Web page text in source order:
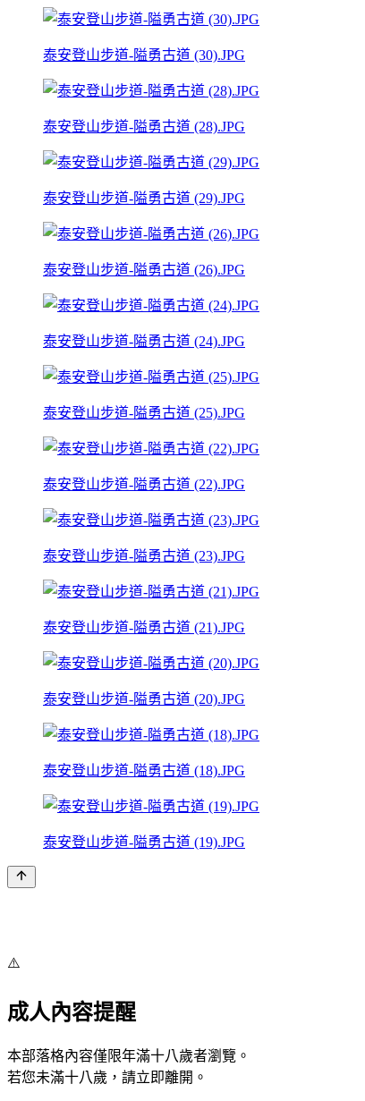
泰安登山步道-隘勇古道 (30).JPG
泰安登山步道-隘勇古道 (28).JPG
泰安登山步道-隘勇古道 (29).JPG
泰安登山步道-隘勇古道 (26).JPG
泰安登山步道-隘勇古道 (24).JPG
泰安登山步道-隘勇古道 (25).JPG
泰安登山步道-隘勇古道 (22).JPG
泰安登山步道-隘勇古道 (23).JPG
泰安登山步道-隘勇古道 (21).JPG
泰安登山步道-隘勇古道 (20).JPG
泰安登山步道-隘勇古道 (18).JPG
泰安登山步道-隘勇古道 (19).JPG
⚠️
成人內容提醒
本部落格內容僅限年滿十八歲者瀏覽。
若您未滿十八歲，請立即離開。